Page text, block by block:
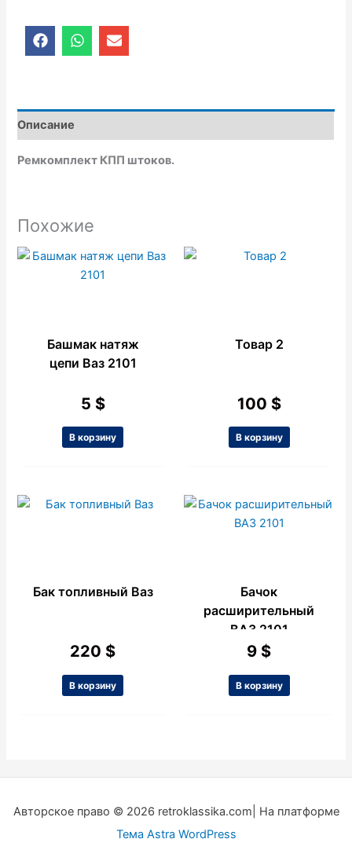
F
a
o
o
k
W
h
a
p
E
n
o
e
Описание
Ремкомплект КПП штоков.
Похожие
Башмак натяж
цепи Ваз 2101
5 $
В корзину
Товар 2
100 $
В корзину
Бак топливный Ваз
220 $
В корзину
Бачок
расширительный
ВАЗ 2101
9 $
В корзину
Авторское право © 2026 retroklassika.com| На платформе
Тема Astra WordPress